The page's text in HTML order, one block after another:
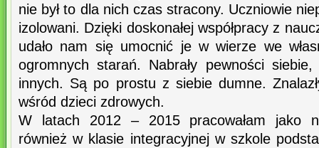
nie był to dla nich czas stracony. Uczniowie
izolowani. Dzięki doskonałej współpracy z
udało nam się umocnić je w wierze we
ogromnych starań. Nabrały pewności
innych. Są po prostu z siebie dumne.
wśród dzieci zdrowych.
W latach 2012 – 2015 pracowałam jako
również w klasie integracyjnej w szkole